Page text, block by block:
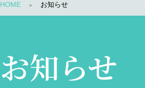
HOME お知らせ
お知らせ